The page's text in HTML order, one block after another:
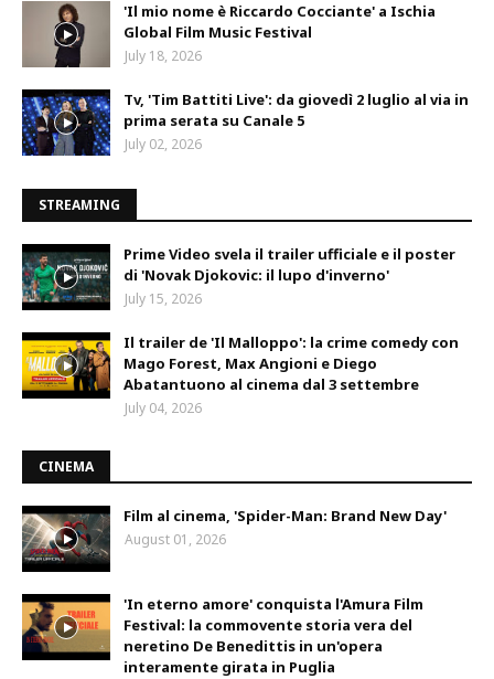
'Il mio nome è Riccardo Cocciante' a Ischia
Global Film Music Festival
July 18, 2026
Tv, 'Tim Battiti Live': da giovedì 2 luglio al via in
prima serata su Canale 5
July 02, 2026
STREAMING
Prime Video svela il trailer ufficiale e il poster
di 'Novak Djokovic: il lupo d'inverno'
July 15, 2026
Il trailer de 'Il Malloppo': la crime comedy con
Mago Forest, Max Angioni e Diego
Abatantuono al cinema dal 3 settembre
July 04, 2026
CINEMA
Film al cinema, 'Spider-Man: Brand New Day'
August 01, 2026
'In eterno amore' conquista l'Amura Film
Festival: la commovente storia vera del
neretino De Benedittis in un'opera
interamente girata in Puglia